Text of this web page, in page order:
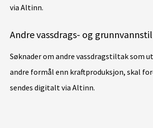
via Altinn.
Andre vassdrags- og
Søknader om andre vassdragstiltak som
andre formål enn kraftproduksjon, skal
sendes digitalt via Altinn.